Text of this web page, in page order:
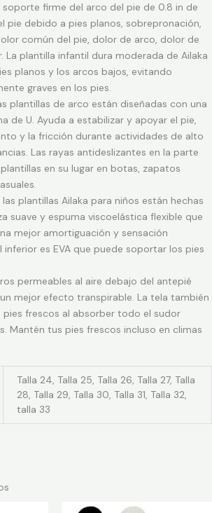
soporte firme del arco del pie de 0.8 in de
pie debido a pies planos, sobrepronación,
común del pie, dolor de arco, dolor de
La plantilla infantil dura moderada de Ailaka
planos y los arcos bajos, evitando
graves en los pies.
plantillas de arco están diseñadas con una
de U. Ayuda a estabilizar y apoyar el pie,
y la fricción durante actividades de alto
Las rayas antideslizantes en la parte
en su lugar en botas, zapatos
plantillas Ailaka para niños están hechas
suave y espuma viscoelástica flexible que
mejor amortiguación y sensación
inferior es EVA que puede soportar los pies
permeables al aire debajo del antepié
mejor efecto transpirable. La tela también
frescos al absorber todo el sudor
Mantén tus pies frescos incluso en climas
Talla 24, Talla 25, Talla 26, Talla 27, Talla
28, Talla 29, Talla 30, Talla 31, Talla 32,
talla 33